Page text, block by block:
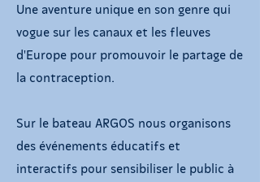
Une aventure unique en son genre qui
vogue sur les canaux et les fleuves
d'Europe pour promouvoir le partage de
la contraception.
Sur le bateau ARGOS nous organisons
des événements éducatifs et
interactifs pour sensibiliser le public à